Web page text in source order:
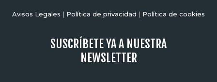
Avisos Legales | Política de privacidad | Política de cookies
SUSCRÍBETE YA A NUESTRA
NEWSLETTER